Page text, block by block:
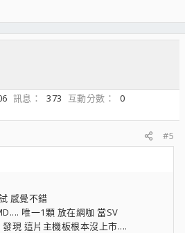
訊息 373 互動分數
0
#5
感覺不錯
唯一1顆 放在網咖 當SV
現 這片主機板根本沒上市....